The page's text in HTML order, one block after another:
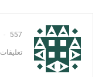
البريد الإلكتروني
557 المشاركات
تعليقات